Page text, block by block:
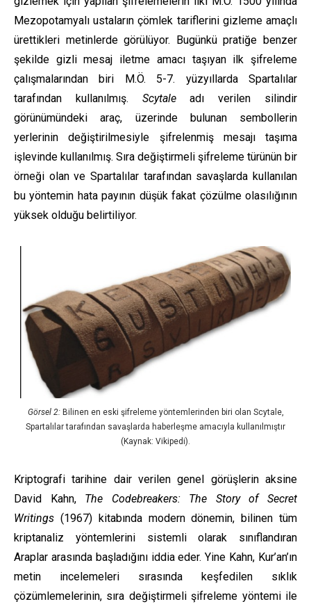
Mezopotamyalı ustaların çömlek tariflerini gizleme amaçlı
ürettikleri metinlerde görülüyor. Bugünkü pratiğe benzer
şekilde gizli mesaj iletme amacı taşıyan ilk şifreleme
çalışmalarından biri M.Ö. 5-7. yüzyıllarda Spartalılar
tarafından kullanılmış. Scytaleadı verilen silindir
görünümündeki araç, üzerinde bulunan sembollerin
yerlerinin değiştirilmesiyle şifrelenmiş mesajı taşıma
işlevinde kullanılmış. Sıra değiştirmeli şifreleme türünün bir
örneği olan ve Spartalılar tarafından savaşlarda kullanılan
bu yöntemin hata payının düşük fakat çözülme olasılığının
yüksek olduğu belirtiliyor.
Görsel 2:Bilinen en eski şifreleme yöntemlerinden biri olan Scytale,
Spartalılar tarafından savaşlarda haberleşme amacıyla kullanılmıştır
(Kaynak: Vikipedi).
Kriptografi tarihine dair verilen genel görüşlerin aksine
David Kahn, The Codebreakers: The Story of Secret
Writings (1967) kitabında modern dönemin, bilinen tüm
kriptanaliz yöntemlerini sistemli olarak sınıflandıran
Araplar arasında başladığını iddia eder. Yine Kahn, Kur’an’ın
metin incelemeleri sırasında keşfedilen sıklık
çözümlemelerinin, sıra değiştirmeli şifreleme yöntemi ile